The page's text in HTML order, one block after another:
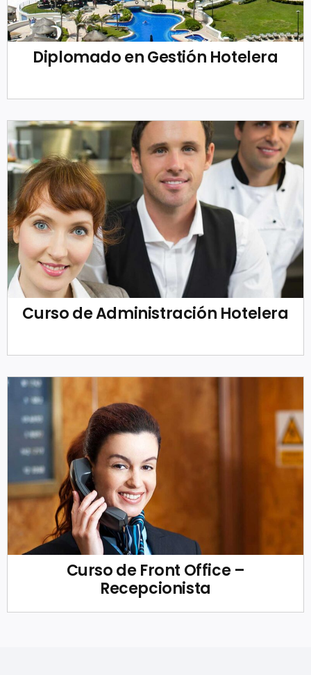
Diplomado en Gestión Hotelera
Curso de Administración Hotelera
Curso de Front Office –
Recepcionista